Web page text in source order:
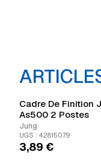
Cadre De Finition
As500 2 Postes
Jung
UGS : 42815079
3,89 €